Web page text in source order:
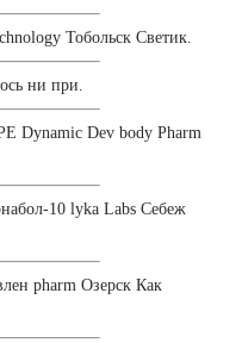
Тобольск Светик.
ни при.
Dynamic Dev body Pharm
10 lyka Labs Себеж
pharm Озерск Как